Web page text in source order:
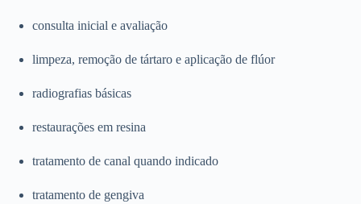
consulta inicial e avaliação
limpeza, remoção de tártaro e aplicação de flúor
radiografias básicas
restaurações em resina
tratamento de canal quando indicado
tratamento de gengiva